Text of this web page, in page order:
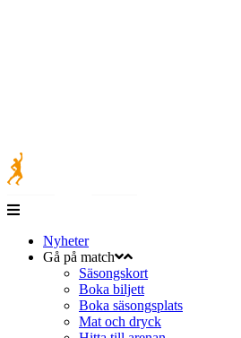
Nyheter
Gå på match
Säsongskort
Boka biljett
Boka säsongsplats
Mat och dryck